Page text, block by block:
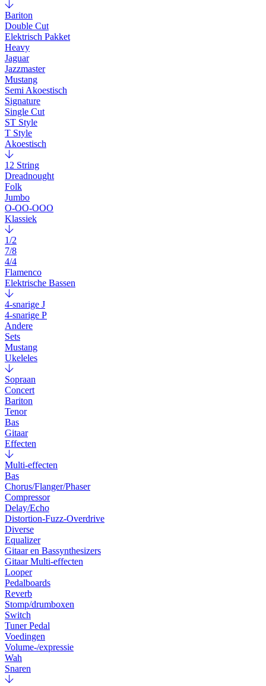
Bariton
Double Cut
Elektrisch Pakket
Heavy
Jaguar
Jazzmaster
Mustang
Semi Akoestisch
Signature
Single Cut
ST Style
T Style
Akoestisch
12 String
Dreadnought
Folk
Jumbo
O-OO-OOO
Klassiek
1/2
7/8
4/4
Flamenco
Elektrische Bassen
4-snarige J
4-snarige P
Andere
Sets
Mustang
Ukeleles
Sopraan
Concert
Bariton
Tenor
Bas
Gitaar
Effecten
Multi-effecten
Bas
Chorus/Flanger/Phaser
Compressor
Delay/Echo
Distortion-Fuzz-Overdrive
Diverse
Equalizer
Gitaar en Bassynthesizers
Gitaar Multi-effecten
Looper
Pedalboards
Reverb
Stomp/drumboxen
Switch
Tuner Pedal
Voedingen
Volume-/expressie
Wah
Snaren